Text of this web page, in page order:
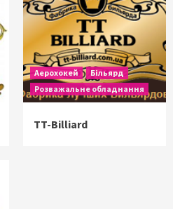
Аерохокей
Більярд
Розважальне обладнання
TT-Billiard